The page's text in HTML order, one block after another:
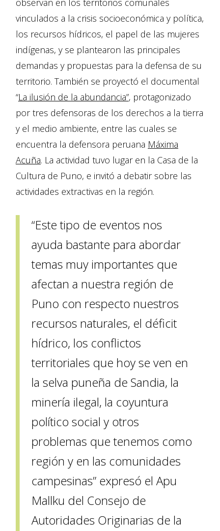
observan en los territorios comunales
vinculados a la crisis socioeconómica y política,
los recursos hídricos, el papel de las mujeres
indígenas, y se plantearon las principales
demandas y propuestas para la defensa de su
territorio. También se proyectó el documental
“La ilusión de la abundancia”, protagonizado
por tres defensoras de los derechos a la tierra
y el medio ambiente, entre las cuales se
encuentra la defensora peruana Máxima
Acuña. La actividad tuvo lugar en la Casa de la
Cultura de Puno, e invitó a debatir sobre las
actividades extractivas en la región.
“Este tipo de eventos nos
ayuda bastante para abordar
temas muy importantes que
afectan a nuestra región de
Puno con respecto nuestros
recursos naturales, el déficit
hídrico, los conflictos
territoriales que hoy se ven en
la selva puneña de Sandia, la
minería ilegal, la coyuntura
político social y otros
problemas que tenemos como
región y en las comunidades
campesinas” expresó el Apu
Mallku del Consejo de
Autoridades Originarias de la